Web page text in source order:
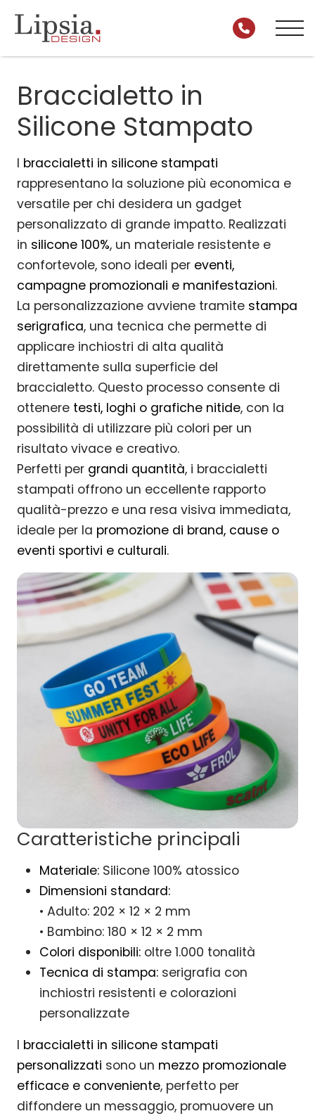
Braccialetto in
Silicone Stampato
I braccialetti in silicone stampati
rappresentano la soluzione più economica e
versatile per chi desidera un gadget
personalizzato di grande impatto. Realizzati
in silicone 100%, un materiale resistente e
confortevole, sono ideali per eventi,
campagne promozionali e manifestazioni.
La personalizzazione avviene tramite stampa
serigrafica, una tecnica che permette di
applicare inchiostri di alta qualità
direttamente sulla superficie del
braccialetto. Questo processo consente di
ottenere testi, loghi o grafiche nitide, con la
possibilità di utilizzare più colori per un
risultato vivace e creativo.
Perfetti per grandi quantità, i braccialetti
stampati offrono un eccellente rapporto
qualità-prezzo e una resa visiva immediata,
ideale per la promozione di brand, cause o
eventi sportivi e culturali.
Caratteristiche principali
Materiale: Silicone 100% atossico
Dimensioni standard:
• Adulto: 202 × 12 × 2 mm
• Bambino: 180 × 12 × 2 mm
Colori disponibili: oltre 1.000 tonalità
Tecnica di stampa: serigrafia con
inchiostri resistenti e colorazioni
personalizzate
I braccialetti in silicone stampati
personalizzati sono un mezzo promozionale
efficace e conveniente, perfetto per
diffondere un messaggio, promuovere un